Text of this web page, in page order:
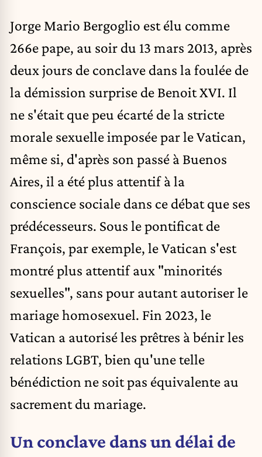
Jorge Mario Bergoglio est élu comme
266e pape, au soir du 13 mars 2013, après
deux jours de conclave dans la foulée de
la démission surprise de Benoit XVI. Il
ne s'était que peu écarté de la stricte
morale sexuelle imposée par le Vatican,
même si, d'après son passé à Buenos
Aires, il a été plus attentif à la
conscience sociale dans ce débat que ses
prédécesseurs. Sous le pontificat de
François, par exemple, le Vatican s'est
montré plus attentif aux "minorités
sexuelles", sans pour autant autoriser le
mariage homosexuel. Fin 2023, le
Vatican a autorisé les prêtres à bénir les
relations LGBT, bien qu'une telle
bénédiction ne soit pas équivalente au
sacrement du mariage.
Un conclave dans un délai de